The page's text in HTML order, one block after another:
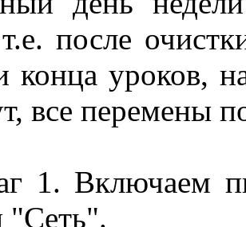
после
конца уроков,
все перемены
Включаем
"Сеть".